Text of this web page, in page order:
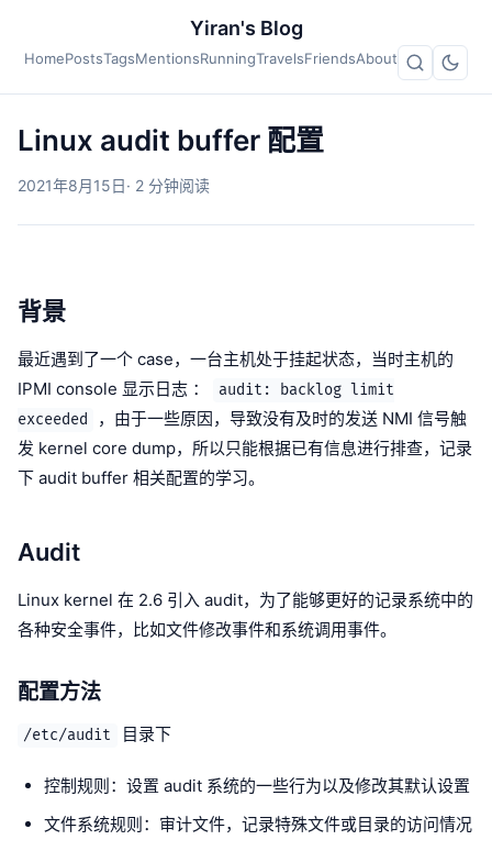
Yiran's Blog
HomePostsTagsMentionsRunningTravelsFriendsAbout
Linux audit buffer 配置
2021年8月15日· 2 分钟阅读
背景
最近遇到了一个 case，一台主机处于挂起状态，当时主机的
IPMI console 显示日志 ：
audit: backlog limit
exceeded
，由于一些原因，导致没有及时的发送 NMI 信号触
发 kernel core dump，所以只能根据已有信息进行排查，记录
下 audit buffer 相关配置的学习。
Audit
Linux kernel 在 2.6 引入 audit，为了能够更好的记录系统中的
各种安全事件，比如文件修改事件和系统调用事件。
配置方法
/etc/audit 目录下
控制规则：设置 audit 系统的一些行为以及修改其默认设置
文件系统规则：审计文件，记录特殊文件或目录的访问情况